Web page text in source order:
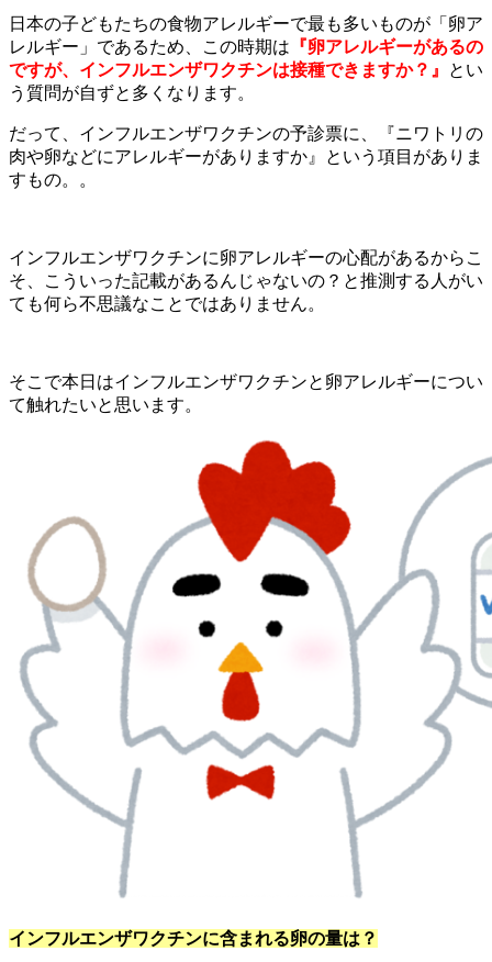
日本の子どもたちの食物アレルギーで最も多いものが「卵ア
レルギー」であるため、この時期は 『卵アレルギーがあるの
ですが、インフルエンザワクチンは接種できますか？』
とい
う質問が自ずと多くなります。
だって、インフルエンザワクチンの予診票に、『ニワトリの
肉や卵などにアレルギーがありますか』という項目がありま
すもの。。
インフルエンザワクチンに卵アレルギーの心配があるからこ
そ、こういった記載があるんじゃないの？と推測する人がい
ても何ら不思議なことではありません。
そこで本日はインフルエンザワクチンと卵アレルギーについ
て触れたいと思います。
インフルエンザワクチンに含まれる卵の量は？